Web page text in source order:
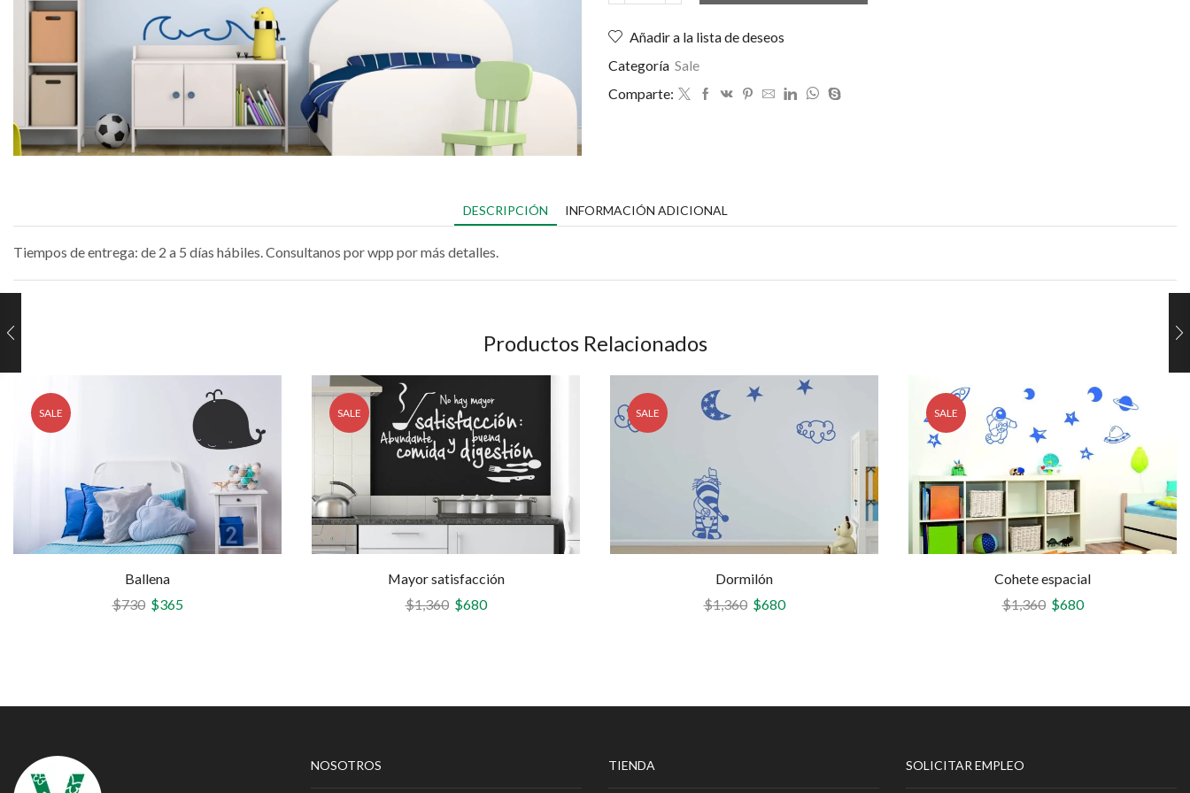
Añadir a la lista de deseos
Categoría Sale
Comparte:
DESCRIPCIÓN INFORMACIÓN ADICIONAL
Tiempos de entrega: de 2 a 5 días hábiles. Consultanos por wpp por más detalles.
Productos Relacionados
SALE
Ballena
$730 $365
SALE
Mayor satisfacción
$1,360 $680
SALE
Dormilón
$1,360 $680
SALE
Cohete espacial
$1,360 $680
NOSOTROS TIENDA SOLICITAR EMPLEO